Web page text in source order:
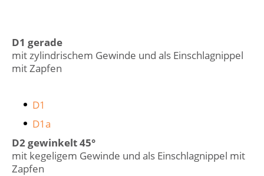
D1 gerade
mit zylindrischem Gewinde und als Einschlagnippel
mit Zapfen
D1
D1a
D2 gewinkelt 45°
mit kegeligem Gewinde und als Einschlagnippel mit
Zapfen